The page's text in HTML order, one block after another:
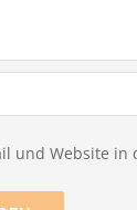
und Website